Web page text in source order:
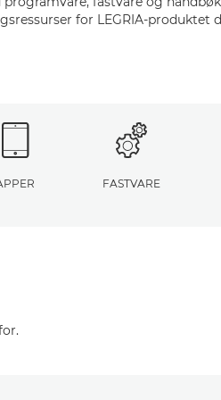
for LEGRIA-produktet
FASTVARE